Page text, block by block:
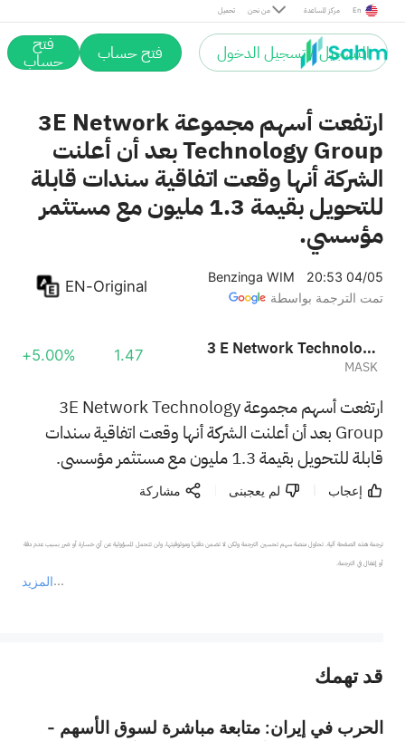
تحميل من نحن مركز المساعدة En
التسجيل / تسجيل الدخول فتح حساب فتح
حساب
ارتفعت أسهم مجموعة 3E Network
Technology Group بعد أن أعلنت
الشركة أنها وقعت اتفاقية سندات قابلة
للتحويل بقيمة 1.3 مليون مع مستثمر
مؤسسي.
Benzinga WIM
20:53 04/05
تمت الترجمة بواسطة
EN-Original
3 E Network Technology Group Ltd
MASK
1.47
+5.00%
ارتفعت أسهم مجموعة 3E Network Technology
Group بعد أن أعلنت الشركة أنها وقعت اتفاقية سندات
قابلة للتحويل بقيمة 1.3 مليون مع مستثمر مؤسسي.
إعجاب لم يعجبنى مشاركة
المزيد
ترجمة هذه الصفحة آلية. تحاول منصة سهم تحسين الترجمة ولكن لا تضمن دقتها وموثوقيتها، ولن تتحمل المسؤولية عن أي خسارة أو ضرر بسبب عدم دقة
أو إغفال في الترجمة.
عند الضرورة، يرجى استشارة مستشار استثمار محترف. لا تقدم منصة سهم أي مشورة استثمارية، ولا تقدم أي التزامات أو ضمانات.
قد تهمك
الحرب في إيران: متابعة مباشرة لسوق الأسهم -